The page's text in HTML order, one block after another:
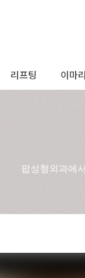
리프팅 이마
팝성형외과에